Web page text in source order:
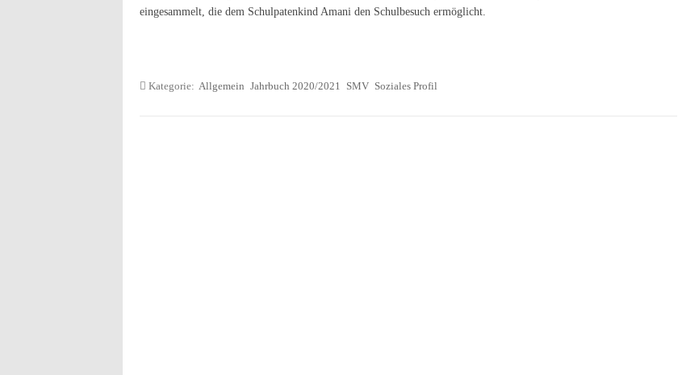
eingesammelt, die dem Schulpatenkind Amani den Schulbesuch ermöglicht.
Kategorie: Allgemein Jahrbuch 2020/2021 SMV Soziales Profil